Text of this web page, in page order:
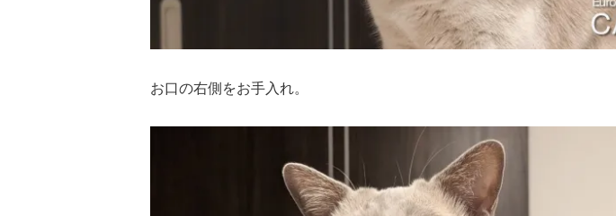
お口の右側をお手入れ。